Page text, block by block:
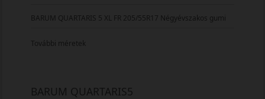
BARUM QUARTARIS 5 XL FR 205/55R17 Négyévszakos gumi
További méretek
BARUM QUARTARIS5